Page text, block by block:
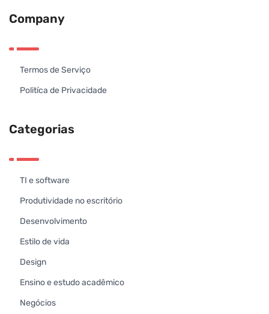
Company
Termos de Serviço
Politíca de Privacidade
Categorias
TI e software
Produtividade no escritório
Desenvolvimento
Estilo de vida
Design
Ensino e estudo acadêmico
Negócios